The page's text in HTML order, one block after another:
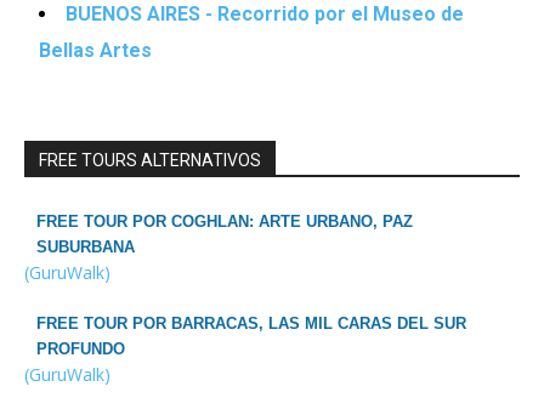
BUENOS AIRES - Recorrido por el Museo de
Bellas Artes
FREE TOURS ALTERNATIVOS
FREE TOUR POR COGHLAN: ARTE URBANO, PAZ
SUBURBANA
(GuruWalk)
FREE TOUR POR BARRACAS, LAS MIL CARAS DEL SUR
PROFUNDO
(GuruWalk)